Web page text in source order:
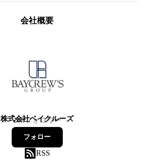
会社概要
株式会社ベイクルーズ
208フォロワー
フォロー
RSS